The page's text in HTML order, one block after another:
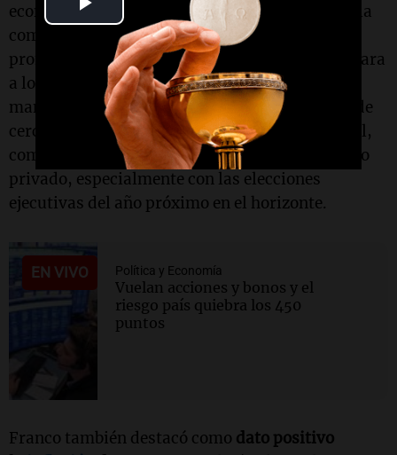
Video
economista jefe de Grupo SBS, indicó a
que la
compresión continuaba por las ganancias
promedio de 0,3% en los bonos en dólares. De cara
a los próximos meses, sostuvo que será clave
mantener la acumulación de reservas y seguir de
cerca variables que impactan en el humor social,
como la inflación, los salarios reales y el empleo
privado, especialmente con las elecciones
ejecutivas del año próximo en el horizonte.
EN VIVO Política y Economía
Vuelan acciones y bonos y el
riesgo país quiebra los 450
puntos
Franco también destacó como dato positivo